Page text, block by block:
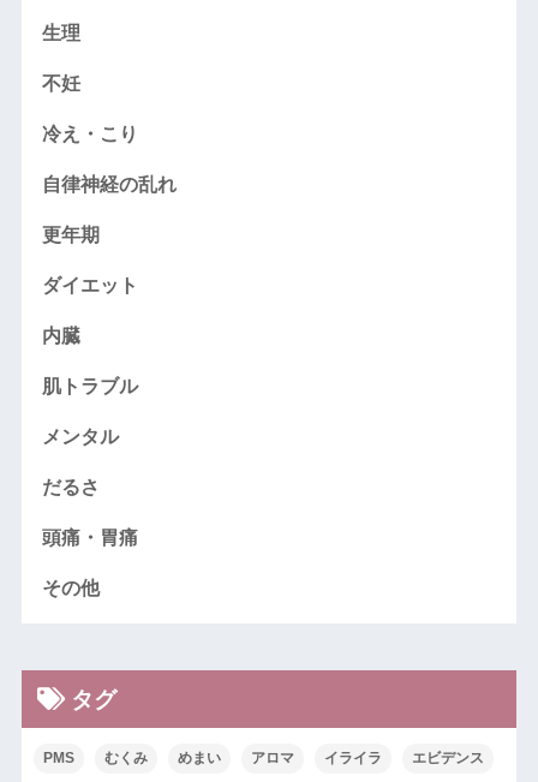
生理
不妊
冷え・こり
自律神経の乱れ
更年期
ダイエット
内臓
肌トラブル
メンタル
だるさ
頭痛・胃痛
その他
タグ
PMS むくみ めまい アロマ イライラ エビデンス